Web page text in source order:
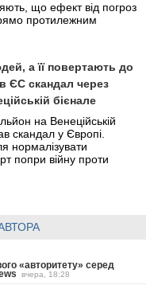
що ефект від погроз
протилежним
а її повертають до
в ЄС скандал через
бієнале
на Венеційській
скандал у Європі.
нормалізувати
попри війну проти
«авторитету» серед
вчера, 18:28